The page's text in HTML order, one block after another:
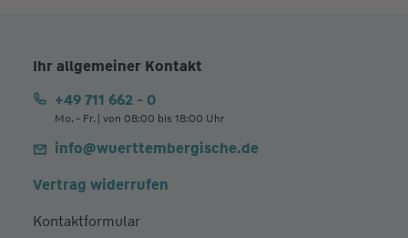
Ihr allgemeiner Kontakt
+49 711 662 - 0
Mo. - Fr. | von 08:00 bis 18:00 Uhr
info@wuerttembergische.de
Vertrag widerrufen
Kontaktformular